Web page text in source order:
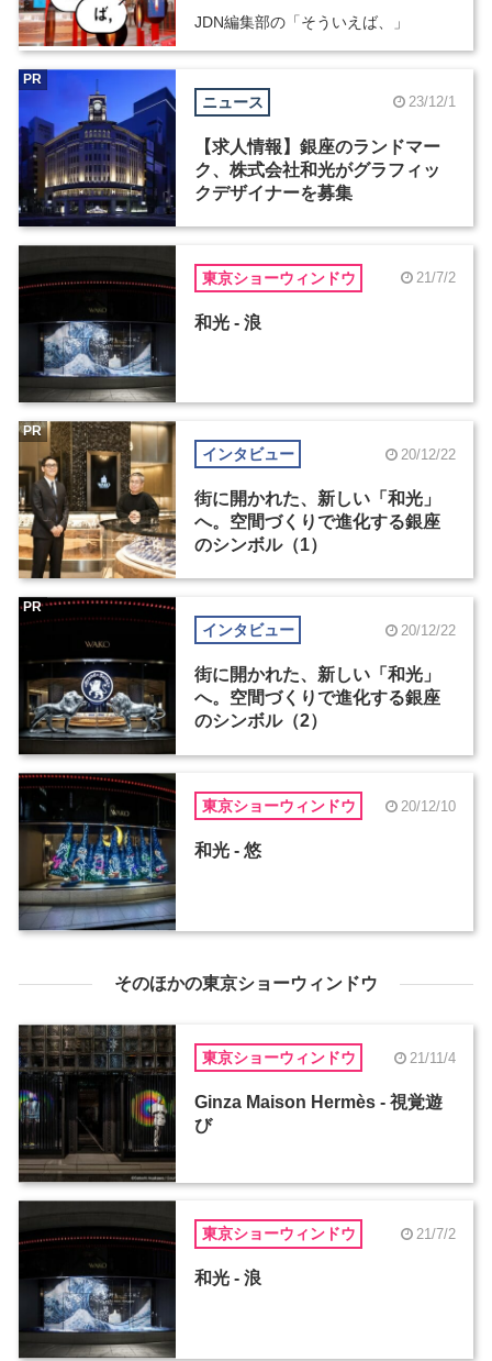
JDN編集部の「そういえば、」
ニュース 23/12/1
【求人情報】銀座のランドマー
ク、株式会社和光がグラフィッ
クデザイナーを募集
PR
東京ショーウィンドウ 21/7/2
和光 - 浪
インタビュー 20/12/22
街に開かれた、新しい「和光」
へ。空間づくりで進化する銀座
のシンボル（1）
PR
インタビュー 20/12/22
街に開かれた、新しい「和光」
へ。空間づくりで進化する銀座
のシンボル（2）
PR
東京ショーウィンドウ 20/12/10
和光 - 悠
そのほかの東京ショーウィンドウ
東京ショーウィンドウ 21/11/4
Ginza Maison Hermès - 視覚遊
び
東京ショーウィンドウ 21/7/2
和光 - 浪